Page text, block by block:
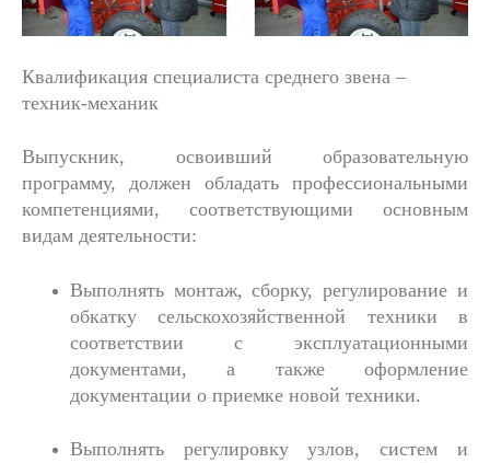
Квалификация специалиста среднего звена –
техник-механик
Выпускник, освоивший образовательную
программу, должен обладать профессиональными
компетенциями, соответствующими основным
видам деятельности:
Выполнять монтаж, сборку, регулирование и
обкатку сельскохозяйственной техники в
соответствии с эксплуатационными
документами, а также оформление
документации о приемке новой техники.
Выполнять регулировку узлов, систем и